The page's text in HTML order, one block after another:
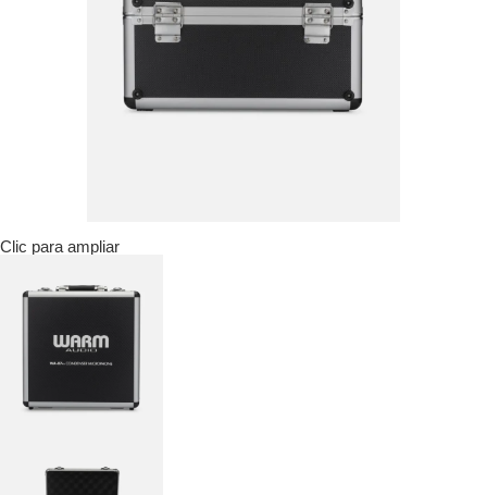
Clic para ampliar